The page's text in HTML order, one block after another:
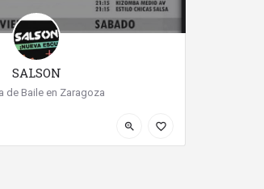
SALSON
de Baile en Zaragoza
zoom_in favorite_border